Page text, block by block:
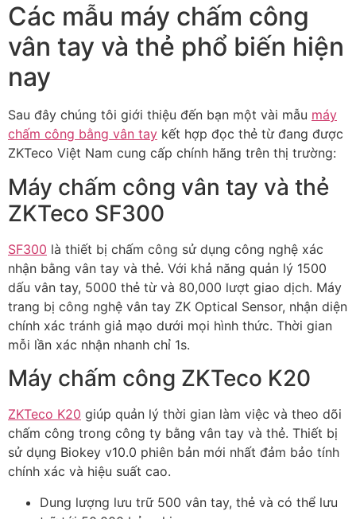
Các mẫu máy chấm công
vân tay và thẻ phổ biến hiện
nay
Sau đây chúng tôi giới thiệu đến bạn một vài mẫu máy
chấm công bằng vân tay kết hợp đọc thẻ từ đang được
ZKTeco Việt Nam cung cấp chính hãng trên thị trường:
Máy chấm công vân tay và thẻ
ZKTeco SF300
SF300 là thiết bị chấm công sử dụng công nghệ xác
nhận bằng vân tay và thẻ. Với khả năng quản lý 1500
dấu vân tay, 5000 thẻ từ và 80,000 lượt giao dịch. Máy
trang bị công nghệ vân tay ZK Optical Sensor, nhận diện
chính xác tránh giả mạo dưới mọi hình thức. Thời gian
mỗi lần xác nhận nhanh chỉ 1s.
Máy chấm công ZKTeco K20
ZKTeco K20 giúp quản lý thời gian làm việc và theo dõi
chấm công trong công ty bằng vân tay và thẻ. Thiết bị
sử dụng Biokey v10.0 phiên bản mới nhất đảm bảo tính
chính xác và hiệu suất cao.
Dung lượng lưu trữ 500 vân tay, thẻ và có thể lưu